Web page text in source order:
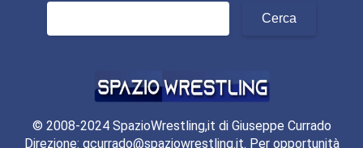
Ricerca
© 2008-2024 SpazioWrestling,it di Giuseppe Currado
Direzione: gcurrado@spaziowrestling.it. Per opportunità